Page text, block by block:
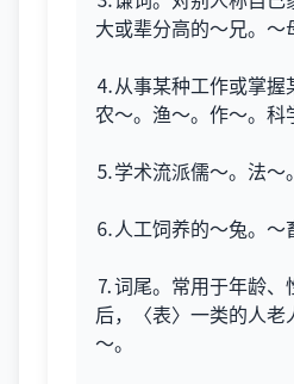
大或辈分高的～兄。～
⒋从事某种工作或掌握
农～。渔～。作～。科
⒌学术流派儒～。法～
⒍人工饲养的～兔。～
⒎词尾。常用于年龄、
后，〈表〉一类的人老
～。